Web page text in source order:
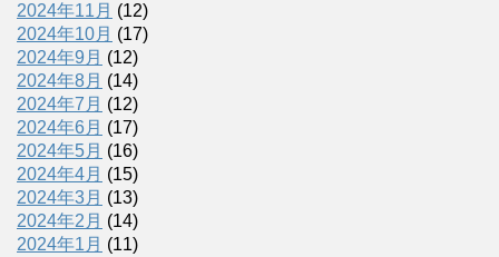
2024年11月 (12)
2024年10月 (17)
2024年9月 (12)
2024年8月 (14)
2024年7月 (12)
2024年6月 (17)
2024年5月 (16)
2024年4月 (15)
2024年3月 (13)
2024年2月 (14)
2024年1月 (11)